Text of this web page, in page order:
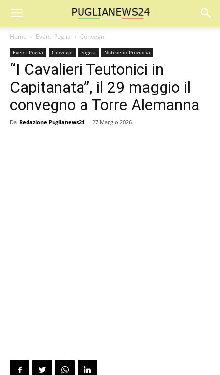
Home Eventi Puglia Convegni
Eventi Puglia Convegni Foggia Notizie in Provincia
“I Cavalieri Teutonici in
Capitanata”, il 29 maggio il
convegno a Torre Alemanna
Da Redazione Puglianews24 - 27 Maggio 2026